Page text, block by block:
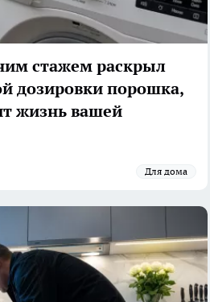
стажем раскрыл
дозировки порошка,
жизнь вашей
Для дома